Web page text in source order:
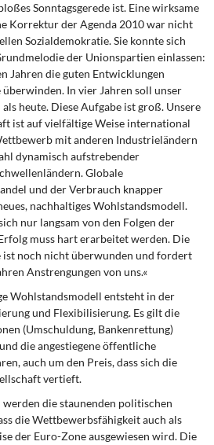
Sonntagsgerede ist. Eine wirksame
Korrektur der Agenda 2010 war nicht
Sozialdemokratie. Sie konnte sich
der Unionspartien einlassen:
Jahren die guten Entwicklungen
In vier Jahren soll unser
heute. Diese Aufgabe ist groß. Unsere
ist auf vielfältige Weise international
mit anderen Industrieländern
dynamisch aufstrebender
Globale
und der Verbrauch knapper
nachhaltiges Wohlstandsmodell.
nur langsam von den Folgen der
muss hart erarbeitet werden. Die
ist noch nicht überwunden und fordert
Anstrengungen von uns.«
Wohlstandsmodell entsteht in der
und Flexibilisierung. Es gilt die
(Umschuldung, Bankenrettung)
die angestiegene öffentliche
auch um den Preis, dass sich die
vertieft.
die staunenden politischen
die Wettbewerbsfähigkeit auch als
der Euro-Zone ausgewiesen wird. Die